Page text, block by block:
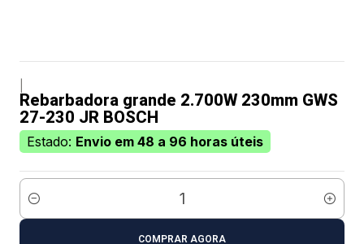
Rebarbadora grande 2.700W 230mm GWS
27-230 JR BOSCH
Estado: Envio em 48 a 96 horas úteis
Quantidade
COMPRAR AGORA